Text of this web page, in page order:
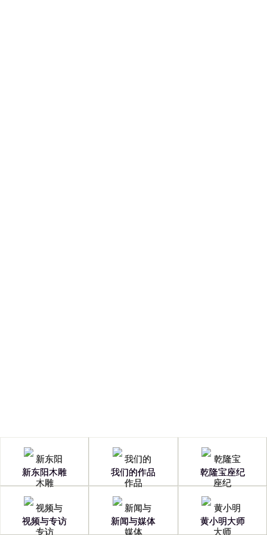
新东阳木雕 我们的作品 乾隆宝座纪
视频与专访 新闻与媒体 黄小明大师